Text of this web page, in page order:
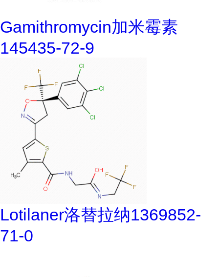
Gamithromycin加米霉素
145435-72-9
Lotilaner洛替拉纳1369852-
71-0